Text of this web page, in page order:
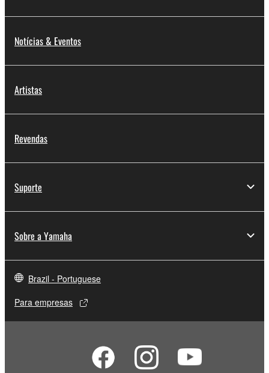
Notícias & Eventos
Artistas
Revendas
Suporte
Sobre a Yamaha
Brazil - Portuguese
Para empresas